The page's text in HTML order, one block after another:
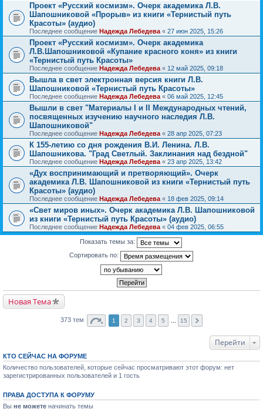
Проект «Русский космизм». Очерк академика Л.В.
Шапошниковой «Прорыв» из книги «Тернистый путь
Красоты» (аудио)
Последнее сообщение Надежда Лебедева « 27 июн 2025, 15:26
Проект «Русский космизм». Очерк академика
Л.В.Шапошниковой «Купание красного коня» из книги
«Тернистый путь Красоты»
Последнее сообщение Надежда Лебедева « 12 май 2025, 09:18
Вышла в свет электронная версия книги Л.В.
Шапошниковой «Тернистый путь Красоты»
Последнее сообщение Надежда Лебедева « 06 май 2025, 12:45
Вышли в свет "Материалы I и II Международных чтений,
посвященных изучению научного наследия Л.В.
Шапошниковой"
Последнее сообщение Надежда Лебедева « 28 апр 2025, 07:23
К 155-летию со дня рождения В.И. Ленина. Л.В.
Шапошникова. "Град Светлый. Заклинания над бездной"
Последнее сообщение Надежда Лебедева « 23 апр 2025, 13:42
«Дух воспринимающий и претворяющий». Очерк
академика Л.В. Шапошниковой из книги «Тернистый путь
Красоты» (аудио)
Последнее сообщение Надежда Лебедева « 18 фев 2025, 09:14
«Свет миров иных». Очерк академика Л.В. Шапошниковой
из книги «Тернистый путь Красоты» (аудио)
Последнее сообщение Надежда Лебедева « 04 фев 2025, 06:55
Показать темы за:
Сортировать по:
Новая Тема
373 тем 1 2 3 4 5 15
Перейти
КТО СЕЙЧАС НА ФОРУМЕ
Количество пользователей, которые сейчас просматривают этот форум: нет
зарегистрированных пользователей и 1 гость
ПРАВА ДОСТУПА К ФОРУМУ
Вы не можете начинать темы